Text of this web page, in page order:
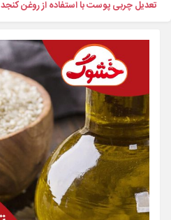
تعدیل چربی پوست با استفاده از روغن کنجد